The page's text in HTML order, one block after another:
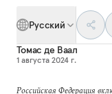
Русский
Томас де Ваал
1 августа 2024 г.
Российская Федерация